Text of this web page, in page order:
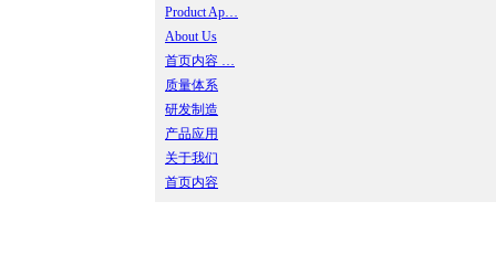
Product Ap…
About Us
首页内容 …
质量体系
研发制造
产品应用
关于我们
首页内容